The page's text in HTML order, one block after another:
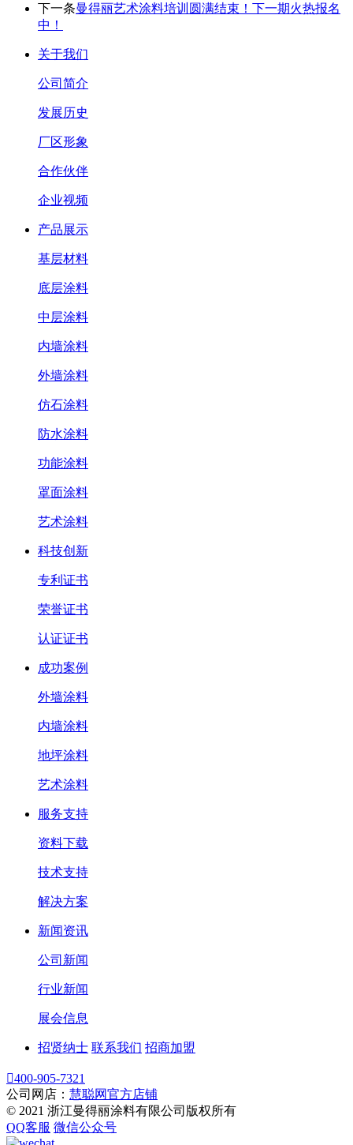
下一条曼得丽艺术涂料培训圆满结束！下一期火热报名
中！
关于我们
公司简介
发展历史
厂区形象
合作伙伴
企业视频
产品展示
基层材料
底层涂料
中层涂料
内墙涂料
外墙涂料
仿石涂料
防水涂料
功能涂料
罩面涂料
艺术涂料
科技创新
专利证书
荣誉证书
认证证书
成功案例
外墙涂料
内墙涂料
地坪涂料
艺术涂料
服务支持
资料下载
技术支持
解决方案
新闻资讯
公司新闻
行业新闻
展会信息
招贤纳士 联系我们 招商加盟
400-905-7321
公司网店： 慧聪网官方店铺
© 2021 浙江曼得丽涂料有限公司版权所有
QQ客服 微信公众号